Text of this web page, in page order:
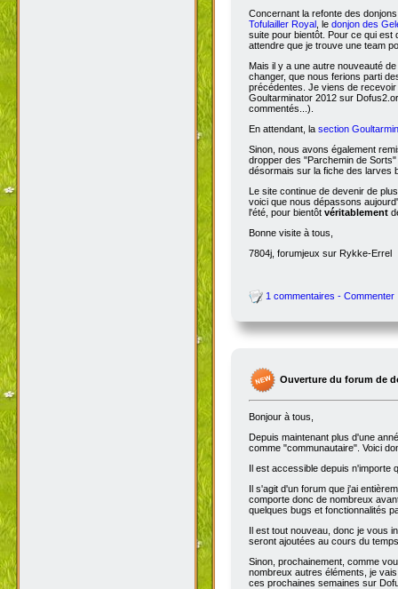
Concernant la refonte des
Tofulailler Royal , le donjon des
suite pour bientôt. Pour ce qui est
attendre que je trouve une team
Mais il y a une autre nouveauté
changer, que nous ferions parti
précédentes. Je viens de
Goultarminator 2012 sur
commentés...).
En attendant, la section
Sinon, nous avons également
dropper des "Parchemin de
désormais sur la fiche des larves
Le site continue de devenir de
voici que nous dépassons
l'été, pour bientôt véritablement
Bonne visite à tous,
7804j, forumjeux sur Rykke-Errel
1 commentaires - Commenter
Ouverture du forum de
Bonjour à tous,
Depuis maintenant plus d'une
comme "communautaire". Voici
Il est accessible depuis n'importe
Il s'agit d'un forum que j'ai
comporte donc de nombreux
quelques bugs et fonctionnalités
Il est tout nouveau, donc je vous
seront ajoutées au cours du
Sinon, prochainement, comme
nombreux autres éléments, je
ces prochaines semaines sur